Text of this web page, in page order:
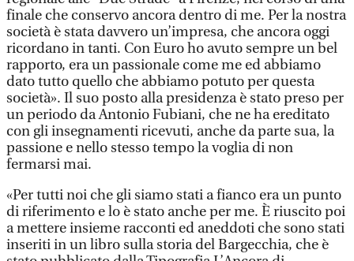
finale che conservo ancora dentro di me. Per la nostra
società è stata davvero un’impresa, che ancora oggi
ricordano in tanti. Con Euro ho avuto sempre un bel
rapporto, era un passionale come me ed abbiamo
dato tutto quello che abbiamo potuto per questa
società». Il suo posto alla presidenza è stato preso per
un periodo da Antonio Fubiani, che ne ha ereditato
con gli insegnamenti ricevuti, anche da parte sua, la
passione e nello stesso tempo la voglia di non
fermarsi mai.
«Per tutti noi che gli siamo stati a fianco era un punto
di riferimento e lo è stato anche per me. È riuscito poi
a mettere insieme racconti ed aneddoti che sono stati
inseriti in un libro sulla storia del Bargecchia, che è